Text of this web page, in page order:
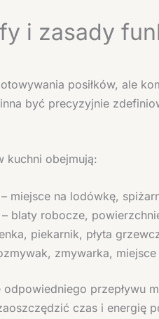
i zasady
posiłków, ale
być precyzyjnie
kuchni obejmują:
– miejsce na lodówkę,
– blaty robocze,
piekarnik, płyta
zmywarka,
przepływu
czas i energię